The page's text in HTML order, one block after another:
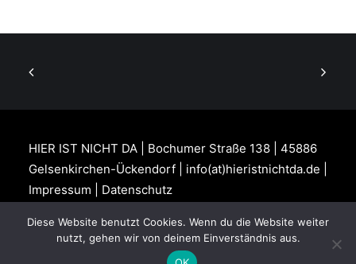
HIER IST NICHT DA | Bochumer Straße 138 | 45886
Gelsenkirchen-Ückendorf | info(at)hieristnichtda.de |
Impressum
Datenschutz
Diese Website benutzt Cookies. Wenn du die Website weiter
nutzt, gehen wir von deinem Einverständnis aus.